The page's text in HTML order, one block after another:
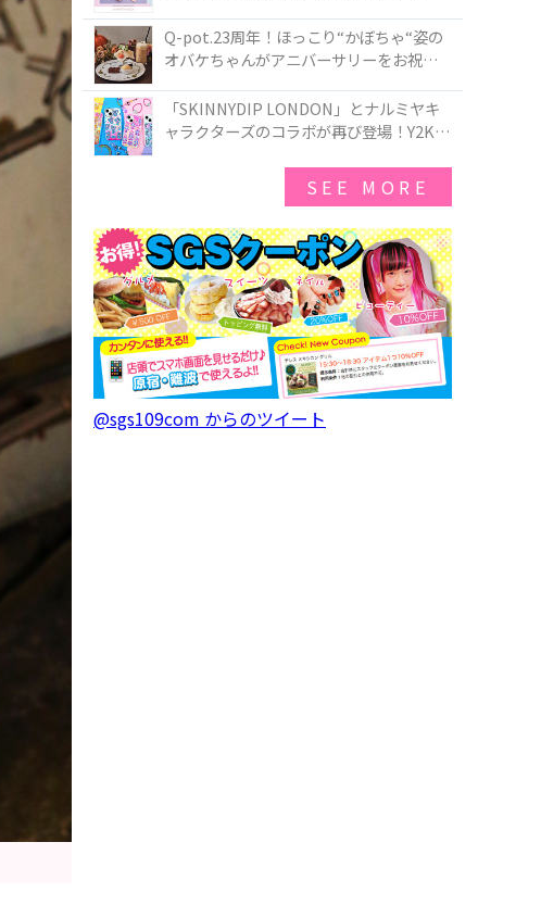
50周年アニバーサリーイヤー』を記念し
たコレクションが登場
Q-pot.23周年！ほっこり“かぼちゃ“姿の
オバケちゃんがアニバーサリーをお祝い
ー」が新発売！Q-pot CAFE.では「かぼち
ゃのオバケーキプレート」も登場
「SKINNYDIP LONDON」とナルミヤキ
ャラクターズのコラボが再び登場！Y2Kム
SEE MORE
@sgs109com からのツイート